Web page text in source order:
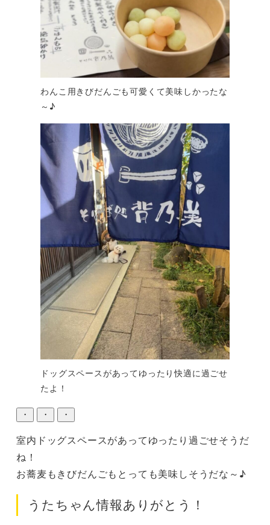
わんこ用きびだんごも可愛くて美味しかったな
～♪
ドッグスペースがあってゆったり快適に過ごせ
たよ！
・ ・ ・
室内ドッグスペースがあってゆったり過ごせそうだ
ね！
お蕎麦もきびだんごもとっても美味しそうだな～♪
うたちゃん情報ありがとう！